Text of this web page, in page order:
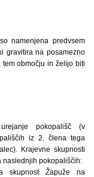
namenjena predvsem
gravitira na posamezno
območju in želijo biti
pokopališč (v
iz 2. člena tega
Krajevne skupnosti
naslednjih pokopališčih:
skupnost Žapuže na